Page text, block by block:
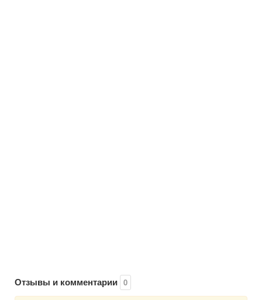
Отзывы и комментарии 0